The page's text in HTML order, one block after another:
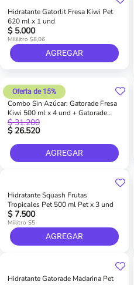
Hidratante Gatorlit Fresa Kiwi Pet
620 ml x 1 und
$ 5.000
Mililitro $8,06
AGREGAR
Combo Sin Azúcar: Gatorade Fresa
Kiwi 500 ml x 4 und + Gatorade
Naranja 500 ml x 4 und
$ 26.520
$ 31.200
Oferta de 15%
AGREGAR
Hidratante Squash Frutas
Tropicales Pet 500 ml Pet x 3 und
$ 7.500
Miilitro $5
AGREGAR
Hidratante Gatorade Madarina Pet